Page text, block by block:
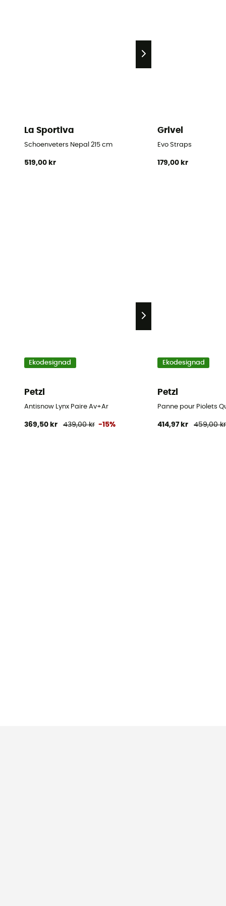
La Sportiva
Schoenveters Nepal 215 cm
519,00 kr
Grivel
Evo Straps
179,00 kr
Ekodesignad
Petzl
Antisnow Lynx Paire Av+Ar
369,50 kr 439,00 kr -15%
Ekodesignad
Petzl
Panne pour Piolets
414,97 kr 459,00 kr